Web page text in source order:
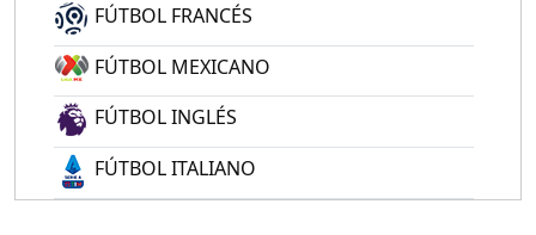
FÚTBOL FRANCÉS
FÚTBOL MEXICANO
FÚTBOL INGLÉS
FÚTBOL ITALIANO